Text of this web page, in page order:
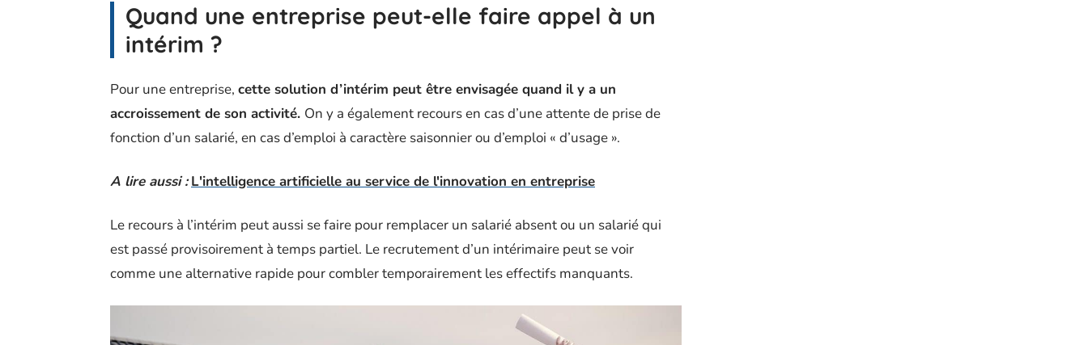
Quand une entreprise peut-elle faire appel à un
intérim ?
Pour une entreprise, cette solution d’intérim peut être envisagée quand il y a un
accroissement de son activité. On y a également recours en cas d’une attente de prise de
fonction d’un salarié, en cas d’emploi à caractère saisonnier ou d’emploi « d’usage ».
A lire aussi : L'intelligence artificielle au service de l'innovation en entreprise
Le recours à l’intérim peut aussi se faire pour remplacer un salarié absent ou un salarié qui
est passé provisoirement à temps partiel. Le recrutement d’un intérimaire peut se voir
comme une alternative rapide pour combler temporairement les effectifs manquants.